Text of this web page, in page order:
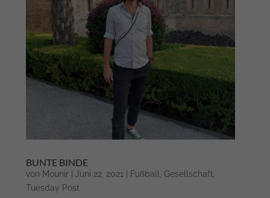
BUNTE BINDE
von Mounir Juni 22, 2021 Fußball ,Gesellschaft
Tuesday Post